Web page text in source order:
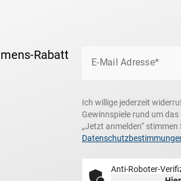
Rabatt
E-Mail Adresse*
Ich willige jederzeit
Gewinnspiele rund um
„Jetzt anmelden“
Anti-Roboter-